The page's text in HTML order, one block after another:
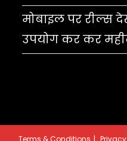
मोबाइल पर रील्स
उपयोग कर कर
Terms & Conditions